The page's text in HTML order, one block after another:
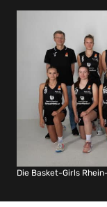
Die Basket-Girls